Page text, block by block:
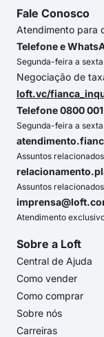
Fale Conosco
Atendimento para
Telefone e
Segunda-feira a
Negociação de
loft.vc/
Telefone 0800
Segunda-feira a
Assuntos
Assuntos
Atendimento
Sobre a Loft
Central de Ajuda
Como vender
Como comprar
Sobre nós
Carreiras